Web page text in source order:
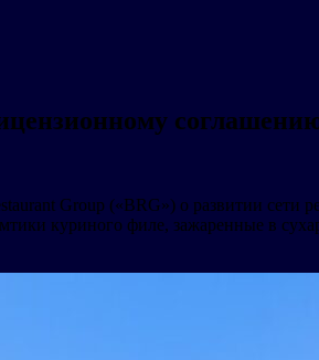
Group («BRG») о развитии сети
куриного филе, зажаренные в